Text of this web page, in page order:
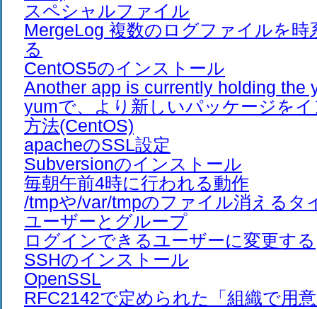
スペシャルファイル
MergeLog 複数のログファイルを時
る
CentOS5のインストール
Another app is currently holding the
yumで、より新しいパッケージを
方法(CentOS)
apacheのSSL設定
Subversionのインストール
毎朝午前4時に行われる動作
/tmpや/var/tmpのファイル消えるタ
ユーザーとグループ
ログインできるユーザーに変更する
SSHのインストール
OpenSSL
RFC2142で定められた「組織で用